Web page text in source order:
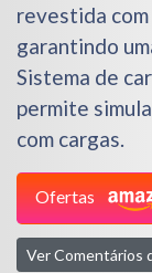
revestida
garantindo
Sistema de
permite
com cargas.
Ofertas
Ver Comentários